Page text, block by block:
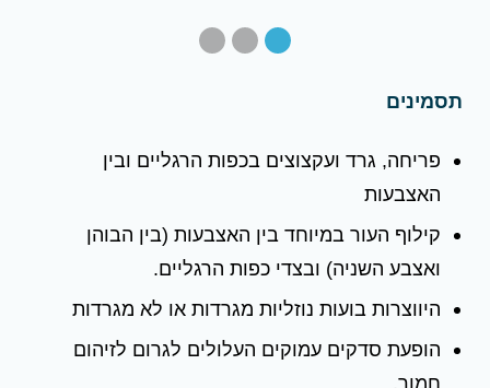
תסמינים
פריחה, גרד ועקצוצים בכפות הרגליים ובין
האצבעות
קילוף העור במיוחד בין האצבעות (בין הבוהן
ואצבע השניה) ובצדי כפות הרגליים.
היווצרות בועות נוזליות מגרדות או לא מגרדות
הופעת סדקים עמוקים העלולים לגרום לזיהום
חמור.